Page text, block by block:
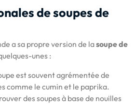
de soupes de
a sa propre version de lasoupe de
unes :
est souvent agrémentée de
comme le cumin et le paprika.
des soupes à base de nouilles